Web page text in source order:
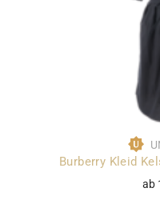
Burberry Kleid
ab